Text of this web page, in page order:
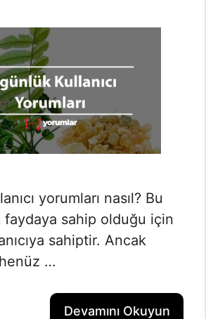
yorumları nasıl? Bu
sahip olduğu için
sahiptir. Ancak
…
Devamını Okuyun